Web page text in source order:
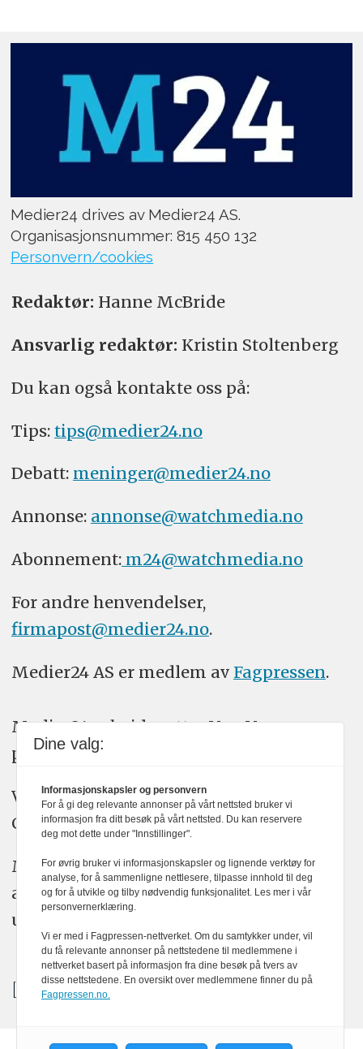
Medier24 drives av Medier24 AS.
Organisasjonsnummer: 815 450 132
Personvern/cookies
Redaktør: Hanne McBride
Ansvarlig redaktør: Kristin Stoltenberg
Du kan også kontakte oss på:
Tips: tips@medier24.no
Debatt: meninger@medier24.no
Annonse: annonse@watchmedia.no
Abonnement:m24@watchmedia.no
For andre henvendelser,
firmapost@medier24.no.
Medier24 AS er medlem av Fagpressen.
Medier24 arbeider etter Vær Varsom-
plakatens regler for god presseskikk.
Vi bruker KI-verktøy som ChatGPT,
Claude, og Gemini i journalistikken vår.
Medier24s redaksjon har alltid det fulle
ansvar for publisert innhold, med eller
uten bruk av kunstig intelligens.
Dine valg:
Informasjonskapsler og personvern
For å gi deg relevante annonser på vårt nettsted bruker vi
informasjon fra ditt besøk på vårt nettsted. Du kan reservere
deg mot dette under "Innstillinger".
For øvrig bruker vi informasjonskapsler og lignende verktøy for
analyse, for å sammenligne nettlesere, tilpasse innhold til deg
og for å utvikle og tilby nødvendig funksjonalitet. Les mer i vår
personvernerklæring.
Vi er med i Fagpressen-nettverket. Om du samtykker under, vil
du få relevante annonser på nettstedene til medlemmene i
nettverket basert på informasjon fra dine besøk på tvers av
disse nettstedene. En oversikt over medlemmene finner du på
Fagpressen.no.